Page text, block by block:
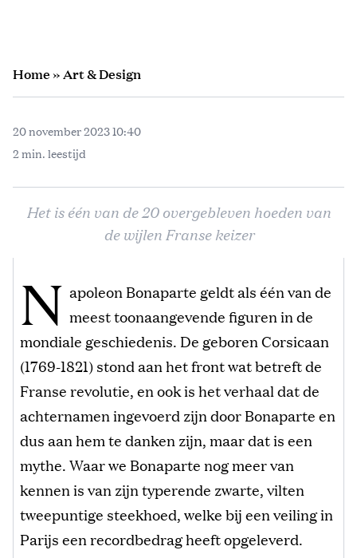
Home» Art & Design
20 november 2023 10:40
2 min. leestijd
Het is één van de 20 overgebleven hoeden van
de wijlen Franse keizer
N apoleon Bonaparte geldt als één van de
meest toonaangevende figuren in de
mondiale geschiedenis. De geboren Corsicaan
(1769-1821) stond aan het front wat betreft de
Franse revolutie, en ook is het verhaal dat de
achternamen ingevoerd zijn door Bonaparte en
dus aan hem te danken zijn, maar dat is een
mythe. Waar we Bonaparte nog meer van
kennen is van zijn typerende zwarte, vilten
tweepuntige steekhoed, welke bij een veiling in
Parijs een recordbedrag heeft opgeleverd.